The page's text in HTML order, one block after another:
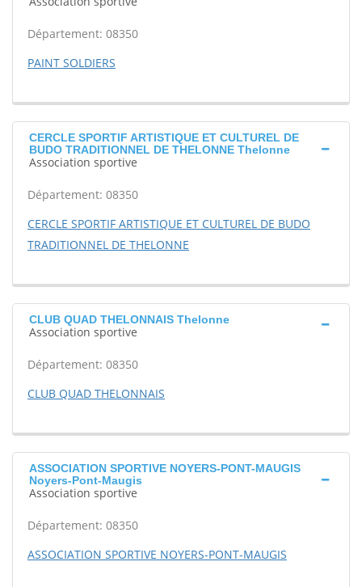
Département: 08350
PAINT SOLDIERS
CERCLE SPORTIF ARTISTIQUE ET CULTUREL DE
BUDO TRADITIONNEL DE THELONNE Thelonne
Association sportive
Département: 08350
CERCLE SPORTIF ARTISTIQUE ET CULTUREL DE BUDO
TRADITIONNEL DE THELONNE
CLUB QUAD THELONNAIS Thelonne
Association sportive
Département: 08350
CLUB QUAD THELONNAIS
ASSOCIATION SPORTIVE NOYERS-PONT-MAUGIS
Noyers-Pont-Maugis
Association sportive
Département: 08350
ASSOCIATION SPORTIVE NOYERS-PONT-MAUGIS